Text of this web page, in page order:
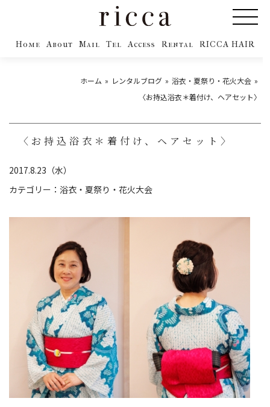
Home About Mail Tel Access Rental RICCA HAIR
ホーム レンタルブログ
浴衣・夏祭り・花火大会
〈お持込浴衣＊着付け、ヘアセット〉
〈お持込浴衣＊着付け、ヘアセット〉
2017.8.23（水）
カテゴリー： 浴衣・夏祭り・花火大会